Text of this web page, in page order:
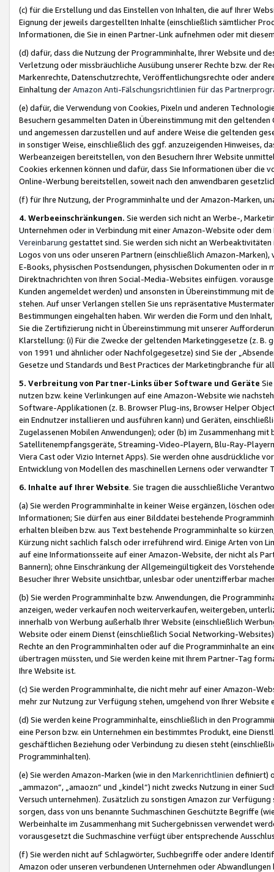
(c) für die Erstellung und das Einstellen von Inhalten, die auf Ihrer
Eignung der jeweils dargestellten Inhalte (einschließlich sämtlicher
Informationen, die Sie in einen Partner-Link aufnehmen oder mit
(d) dafür, dass die Nutzung der Programminhalte, Ihrer Website und
Verletzung oder missbräuchliche Ausübung unserer Rechte bzw. der
Markenrechte, Datenschutzrechte, Veröffentlichungsrechte oder
Einhaltung derAmazon Anti-Fälschungsrichtlinien für das
(e) dafür, die Verwendung von Cookies, Pixeln und anderen
Besuchern gesammelten Daten in Übereinstimmung mit den
und angemessen darzustellen und auf andere Weise die geltenden
in sonstiger Weise, einschließlich des ggf. anzuzeigenden Hinweises,
Werbeanzeigen bereitstellen, von den Besuchern Ihrer Website
Cookies erkennen können und dafür, dass Sie Informationen über die
Online-Werbung bereitstellen, soweit nach den anwendbaren
(f) für Ihre Nutzung, der Programminhalte und der Amazon-Marken,
4. Werbeeinschränkungen. Sie werden sich nicht an Werbe-,
Unternehmen oder in Verbindung mit einer Amazon-Website oder
Vereinbarung gestattet sind. Sie werden sich nicht an
Logos von uns oder unseren Partnern (einschließlich Amazon-
E-Books, physischen Postsendungen, physischen Dokumenten oder in
Direktnachrichten von Ihren Social-Media-Websites einfügen.
Kunden angemeldet werden) und ansonsten in Übereinstimmung mit
stehen. Auf unser Verlangen stellen Sie uns repräsentative
Bestimmungen eingehalten haben. Wir werden die Form und den
Sie die Zertifizierung nicht in Übereinstimmung mit unserer
Klarstellung: (i) Für die Zwecke der geltenden Marketinggesetze (z. B.
von 1991 und ähnlicher oder Nachfolgegesetze) sind Sie der
Gesetze und Standards und Best Practices der Marketingbranche für
5. Verbreitung von Partner-Links über Software und Geräte
nutzen bzw. keine Verlinkungen auf eine Amazon-Website wie
Software-Applikationen (z. B. Browser Plug-ins, Browser Helper
ein Endnutzer installieren und ausführen kann) und Geräten,
Zugelassenen Mobilen Anwendungen); oder (b) im Zusammenhang
Satellitenempfangsgeräte, Streaming-Video-Playern, Blu-Ray-
Viera Cast oder Vizio Internet Apps). Sie werden ohne ausdrückliche
Entwicklung von Modellen des maschinellen Lernens oder
6. Inhalte auf Ihrer Website. Sie tragen die ausschließliche
(a) Sie werden Programminhalte in keiner Weise ergänzen, löschen
Informationen; Sie dürfen aus einer Bilddatei bestehende
erhalten bleiben bzw. aus Text bestehende Programminhalte so
Kürzung nicht sachlich falsch oder irreführend wird. Einige Arten von
auf eine Informationsseite auf einer Amazon-Website, der nicht als
Bannern); ohne Einschränkung der Allgemeingültigkeit des
Besucher Ihrer Website unsichtbar, unlesbar oder unentzifferbar
(b) Sie werden Programminhalte bzw. Anwendungen, die
anzeigen, weder verkaufen noch weiterverkaufen, weitergeben,
innerhalb von Werbung außerhalb Ihrer Website (einschließlich
Website oder einem Dienst (einschließlich Social Networking-
Rechte an den Programminhalten oder auf die Programminhalte an
übertragen müssten, und Sie werden keine mit Ihrem Partner-Tag
Ihre Website ist.
(c) Sie werden Programminhalte, die nicht mehr auf einer Amazon-
mehr zur Nutzung zur Verfügung stehen, umgehend von Ihrer
(d) Sie werden keine Programminhalte, einschließlich in den
eine Person bzw. ein Unternehmen ein bestimmtes Produkt, eine
geschäftlichen Beziehung oder Verbindung zu diesen steht
Programminhalten).
(e) Sie werden Amazon-Marken (wie in den Markenrichtlinien definiert)
„ammazon“, „amaozn“ und „kindel“) nicht zwecks Nutzung in einer
Versuch unternehmen). Zusätzlich zu sonstigen Amazon zur
sorgen, dass von uns benannte Suchmaschinen Geschützte Begriffe
Werbeinhalte im Zusammenhang mit Suchergebnissen verwendet
vorausgesetzt die Suchmaschine verfügt über entsprechende
(f) Sie werden nicht auf Schlagwörter, Suchbegriffe oder andere
Amazon oder unseren verbundenen Unternehmen oder